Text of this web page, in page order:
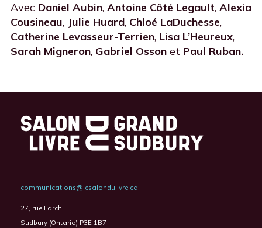
Avec Daniel Aubin, Antoine Côté Legault, Alexia
Cousineau, Julie Huard, Chloé LaDuchesse,
Catherine Levasseur-Terrien, Lisa L’Heureux,
Sarah Migneron, Gabriel Ossonet Paul Ruban.
communications@lesalondulivre.ca
27, rue Larch
Sudbury (Ontario) P3E 1B7